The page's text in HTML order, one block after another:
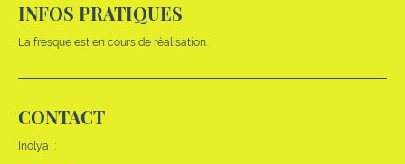
INFOS PRATIQUES
La fresque est en cours de réalisation.
CONTACT
Inolya :